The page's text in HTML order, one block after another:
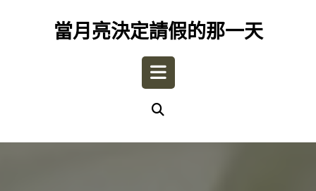
當月亮決定請假的那一天
Open